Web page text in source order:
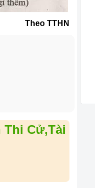
Theo TTHN
Thi Cử,Tài